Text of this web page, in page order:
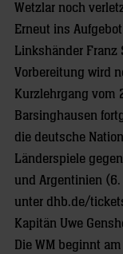
Wetzlar noch
Erneut ins
Linkshänder Franz
Vorbereitung wird
Kurzlehrgang vom
Barsinghausen
die deutsche
Länderspiele
und Argentinien (6.
unter dhb.de/
Kapitän Uwe
Die WM beginnt